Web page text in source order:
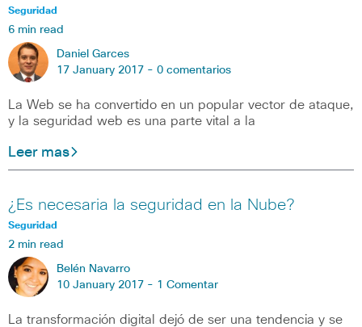
Seguridad
6 min read
Daniel Garces
17 January 2017 - 0 comentarios
La Web se ha convertido en un popular vector de ataque,
y la seguridad web es una parte vital a la
Leer mas
¿Es necesaria la seguridad en la Nube?
Seguridad
2 min read
Belén Navarro
10 January 2017 - 1 Comentar
La transformación digital dejó de ser una tendencia y se